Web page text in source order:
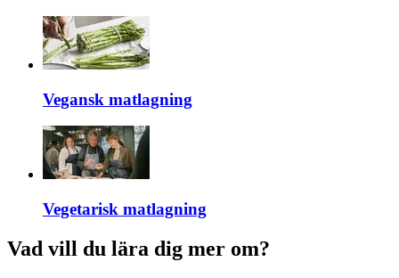
Vegansk matlagning
Vegetarisk matlagning
Vad vill du lära dig mer om?